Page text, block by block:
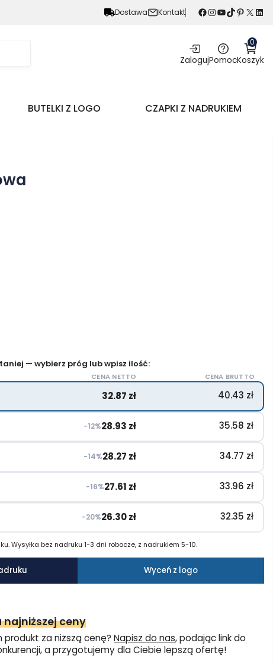
Dostawa Kontakt Facebook InstagramYouTube TikTok Pinterest X LinkedIn
ZalogujPomoc
0
Koszyk
BUTELKI Z LOGO CZAPKI Z NADRUKIEM
— wybierz próg lub wpisz ilość:
CENA NETTO CENA BRUTTO
32.87 zł 40.43 zł
−12%28.93 zł 35.58 zł
−14%28.27 zł 34.77 zł
−16%27.61 zł 33.96 zł
−20%26.30zł 32.35 zł
Wysyłka bez nadruku 1-3 dni robocze, z nadrukiem 5-10.
Wyceń z logo
najniższej ceny
produkt za niższą cenę?Napisz do nas, podając link do
a przygotujemy dla Ciebie lepszą ofertę!